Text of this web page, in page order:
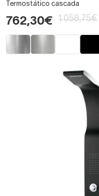
Termostático cascada
762,30€ 1.058,75€